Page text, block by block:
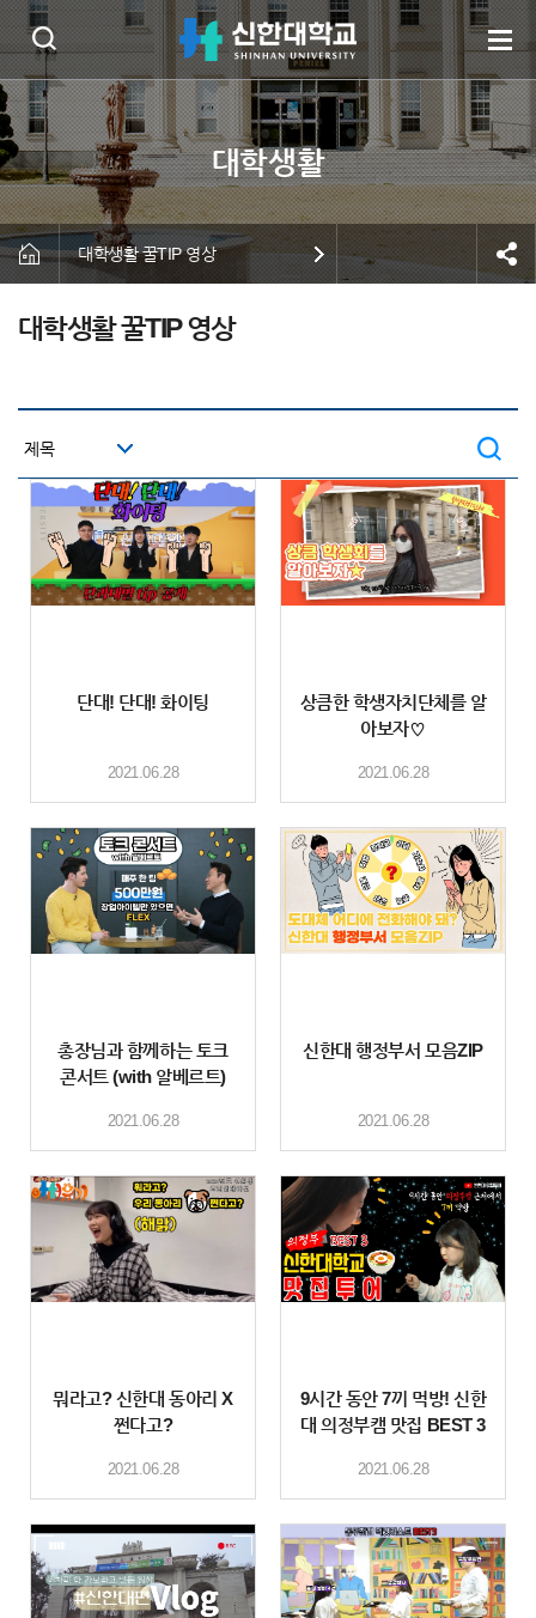
대학생활 꿀TIP 영상
대학생활 꿀TIP 영상
단대! 단대! 화이팅
2021.06.28
상큼한 학생자치단체를 알
아보자♡
2021.06.28
총장님과 함께하는 토크
콘서트 (with 알베르트)
2021.06.28
신한대 행정부서 모음ZIP
2021.06.28
뭐라고? 신한대 동아리 X
쩐다고?
2021.06.28
9시간 동안 7끼 먹방! 신한
대 의정부캠 맛집 BEST 3
2021.06.28